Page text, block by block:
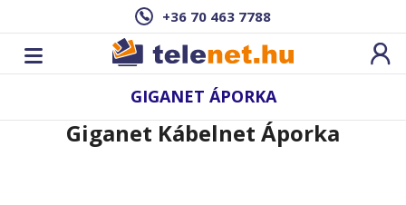
+36 70 463 7788
GIGANET ÁPORKA
Giganet Kábelnet Áporka